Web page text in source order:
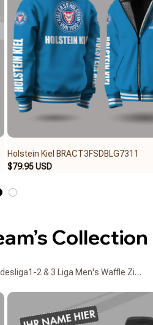
Holstein Kiel BRACT3FSDBLG7311
$79.95 USD
Collection
2 & 3 Liga Men's Waffle Zipper